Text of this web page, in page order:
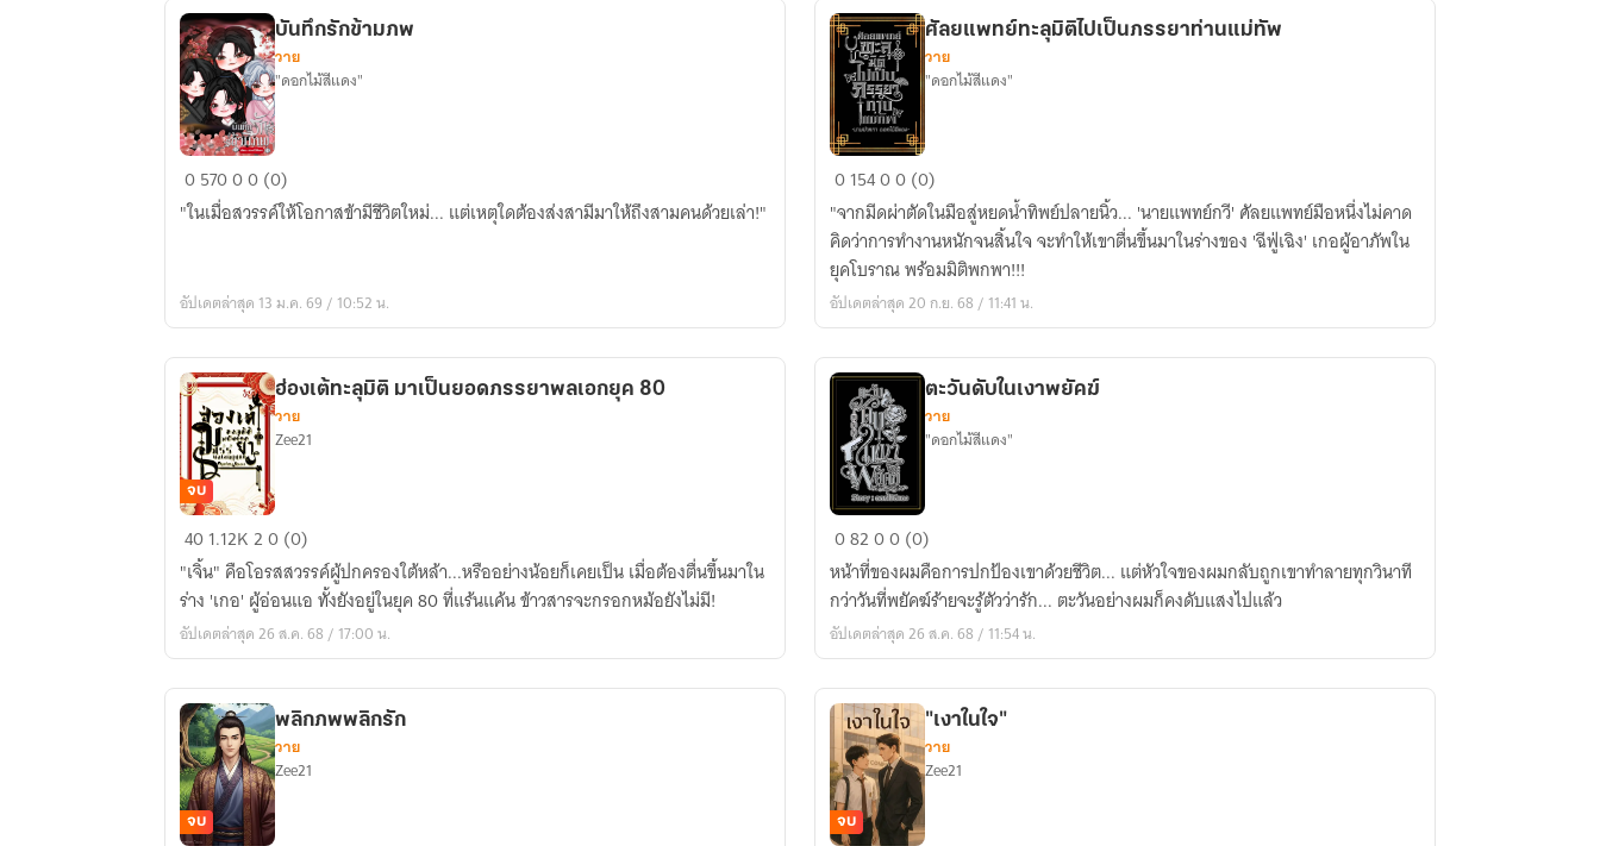
บันทึก
รัก
ข้าม
บันทึกรักข้ามภพ
วาย
"ดอกไม้สีแดง"
057000 (0)
"ในเมื่อสวรรค์ให้โอกาสข้ามีชีวิตใหม่... แต่เหตุใดต้องส่งสามีมาให้ถึงสามคนด้วยเล่า!"
อัปเดตล่าสุด 13 ม.ค. 69 / 10:52 น.
ศัลยแพทย์
มิติ
ไป
เป็น
ภรรยา
แม่ทัพ
ศัลยแพทย์ทะลุมิติไปเป็นภรรยาท่านแม่ทัพ
วาย
"ดอกไม้สีแดง"
015400 (0)
"จากมีดผ่าตัดในมือสู่หยดน้ำทิพย์ปลายนิ้ว... 'นายแพทย์กวี' ศัลยแพทย์มือหนึ่งไม่คาด
คิดว่าการทำงานหนักจนสิ้นใจ จะทำให้เขาตื่นขึ้นมาในร่างของ 'ฉีฟู่เฉิง' เกอผู้อาภัพใน
ยุคโบราณ พร้อมมิติพกพา!!!
อัปเดตล่าสุด 20 ก.ย. 68 / 11:41 น.
ฮ่องเต้
ทะลุ
มิติ
มา
เป็น
ภรรยา
พล
เอก
ยุค
80
จบ
ฮ่องเต้ทะลุมิติ มาเป็นยอดภรรยาพลเอกยุค 80
วาย
Zee21
401.12K20 (0)
"เจิ้น" คือโอรสสวรรค์ผู้ปกครองใต้หล้า...หรืออย่างน้อยก็เคยเป็น เมื่อต้องตื่นขึ้นมาใน
ร่าง 'เกอ' ผู้อ่อนแอ ทั้งยังอยู่ในยุค 80 ที่แร้นแค้น ข้าวสารจะกรอกหม้อยังไม่มี!
อัปเดตล่าสุด 26 ส.ค. 68 / 17:00 น.
ตะวัน
ดับ
ใน
เงา
พยัคฆ์
ตะวันดับในเงาพยัคฆ์
วาย
"ดอกไม้สีแดง"
08200 (0)
หน้าที่ของผมคือการปกป้องเขาด้วยชีวิต... แต่หัวใจของผมกลับถูกเขาทำลายทุกวินาที
กว่าวันที่พยัคฆ์ร้ายจะรู้ตัวว่ารัก... ตะวันอย่างผมก็คงดับแสงไปแล้ว
อัปเดตล่าสุด 26 ส.ค. 68 / 11:54 น.
จบ
พลิกภพพลิกรัก
วาย
Zee21
จบ
"เงาในใจ"
วาย
Zee21